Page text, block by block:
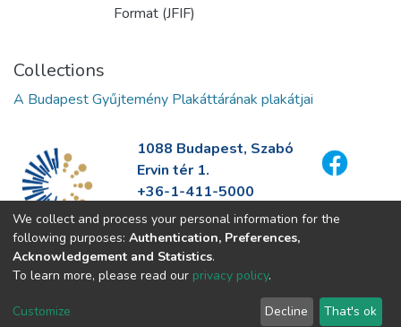
Format (JFIF)
Collections
A Budapest Gyűjtemény Plakáttárának plakátjai
1088 Budapest, Szabó
Ervin tér 1.
+36-1-411-5000
info@fszek.hu
https://fszek.hu
We collect and process your personal information for the
following purposes: Authentication, Preferences,
Acknowledgement and Statistics.
To learn more, please read our privacy policy.
Customize Decline That's ok